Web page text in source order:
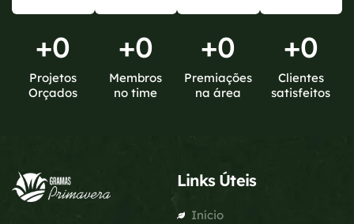
+0
Projetos
Orçados
+0
Membros
no time
+0
Premiações
na área
+0
Clientes
satisfeitos
Links Úteis
Início